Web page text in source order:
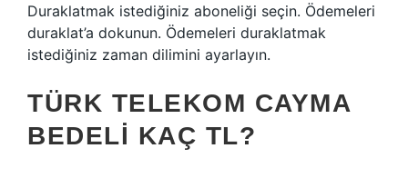
Duraklatmak istediğiniz aboneliği seçin. Ödemeleri
duraklat’a dokunun. Ödemeleri duraklatmak
istediğiniz zaman dilimini ayarlayın.
TÜRK TELEKOM CAYMA
BEDELI KAÇ TL?